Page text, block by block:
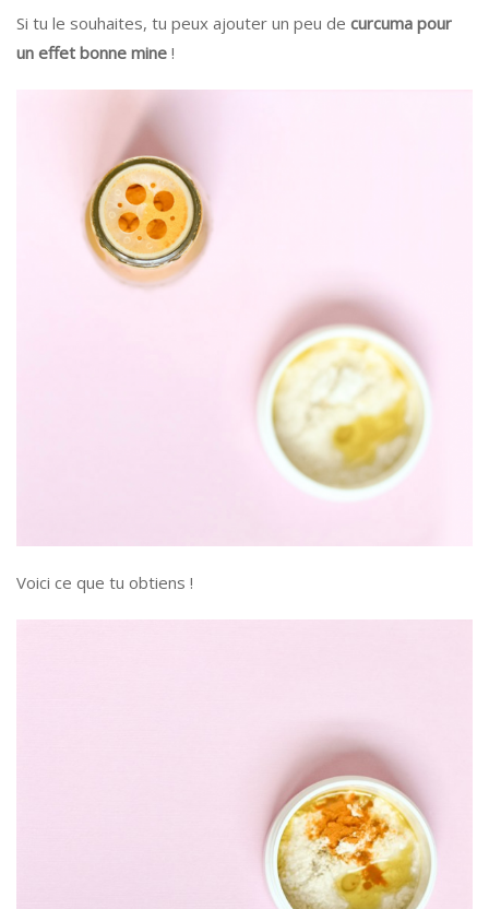
Si tu le souhaites, tu peux ajouter un peu de curcuma pour
un effet bonne mine !
Voici ce que tu obtiens !